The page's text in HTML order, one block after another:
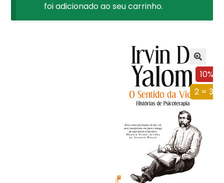
foi adicionado ao seu carrinho.
10%
2 = 3